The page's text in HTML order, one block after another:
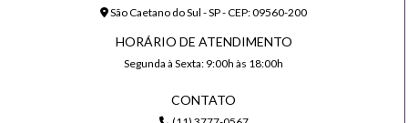
São Caetano do Sul - SP - CEP: 09560-200
HORÁRIO DE ATENDIMENTO
Segunda à Sexta: 9:00h às 18:00h
CONTATO